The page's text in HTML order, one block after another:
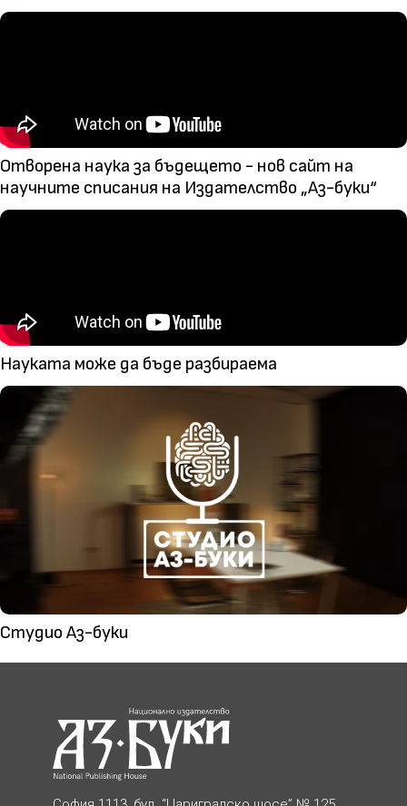
Отворена наука за бъдещето - нов сайт на
научните списания на Издателство „Аз-буки“
Науката може да бъде разбираема
Студио Аз-буки